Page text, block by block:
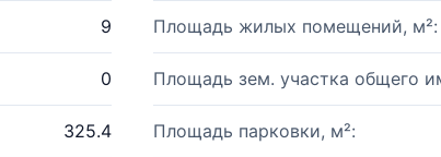
9 Площадь жилых помещений, м²:
0 Площадь зем. участка общего
325.4 Площадь парковки, м²: